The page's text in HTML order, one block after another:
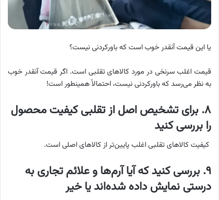
یا این قیمت آنقدر خوب است که باورکردنی نیست؟
قیمت اغلب سرنخی در مورد کالاهای تقلبی است. اگر قیمت آنقدر خوب
به نظر می‌رسد که باورکردنی نیست، احتمالاً همینطور است!
۸. برای تشخیص اصل از تقلبی کیفیت محصول
را بررسی کنید
کیفیت کالاهای تقلبی اغلب پایین‌تر از کالاهای اصلی است.
۹. بررسی کنید که آیا آرم‌ها و علائم تجاری به
درستی نمایش داده شده‌اند یا خیر